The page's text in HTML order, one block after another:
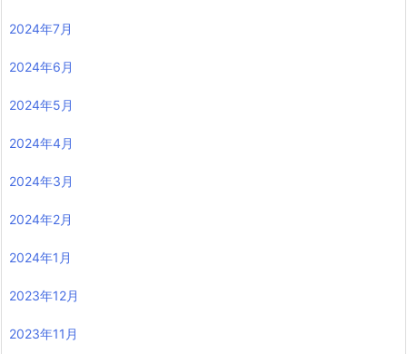
2024年7月
2024年6月
2024年5月
2024年4月
2024年3月
2024年2月
2024年1月
2023年12月
2023年11月